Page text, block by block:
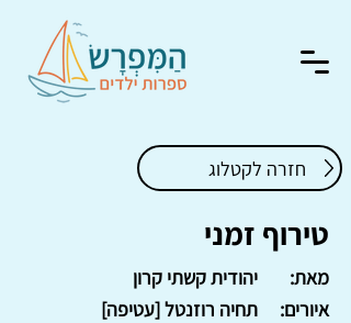
חזרה לקטלוג
טירוף זמני
יהודית קשתי קרון
מאת:
תחיה רוזנטל [עטיפה]
איורים: